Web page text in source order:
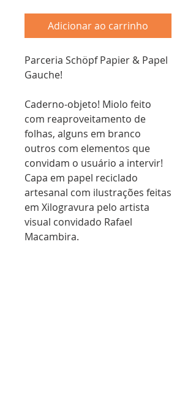
Adicionar ao carrinho
Parceria Schöpf Papier & Papel
Gauche!
Caderno-objeto! Miolo feito
com reaproveitamento de
folhas, alguns em branco
outros com elementos que
convidam o usuário a intervir!
Capa em papel reciclado
artesanal com ilustrações feitas
em Xilogravura pelo artista
visual convidado Rafael
Macambira.